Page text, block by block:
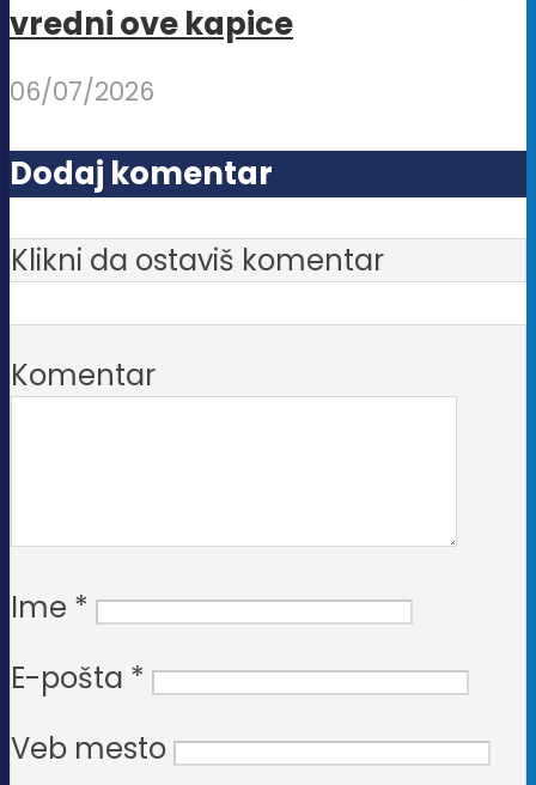
vredni ove kapice
06/07/2026
Dodaj komentar
Klikni da ostaviš komentar
Komentar
Ime *
E-pošta *
Veb mesto